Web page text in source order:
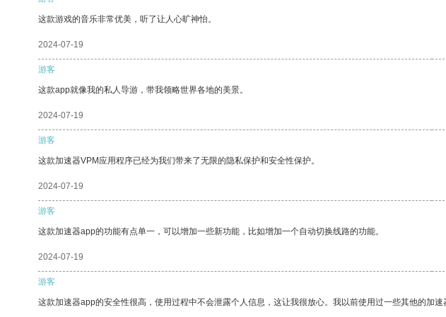
这款游戏的音乐非常优美，听了让人心旷神怡。
2024-07-19
游客
这款app就像我的私人导游，带我领略世界各地的美景。
2024-07-19
游客
这款加速器VPM应用程序已经为我们带来了无限的隐私保护和安全性保护。
2024-07-19
游客
这款加速器app的功能有点单一，可以增加一些新功能，比如增加一个自动切换线路的功能。
2024-07-19
游客
这款加速器app的安全性很高，使用过程中不会泄露个人信息，这让我很放心。我以前使用过一些其他的加